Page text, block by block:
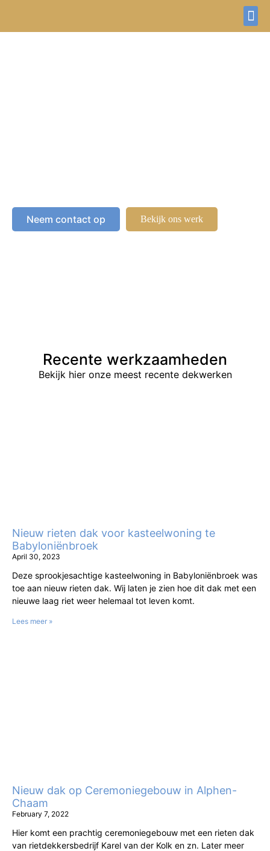
Neem contact op Bekijk ons werk
Recente werkzaamheden
Bekijk hier onze meest recente dekwerken
Nieuw rieten dak voor kasteelwoning te
Babyloniënbroek
April 30, 2023
Deze sprookjesachtige kasteelwoning in Babyloniënbroek was
toe aan nieuw rieten dak. Wij laten je zien hoe dit dak met een
nieuwe laag riet weer helemaal tot leven komt.
Lees meer »
Nieuw dak op Ceremoniegebouw in Alphen-
Chaam
February 7, 2022
Hier komt een prachtig ceremoniegebouw met een rieten dak
van rietdekkersbedrijf Karel van der Kolk en zn. Later meer